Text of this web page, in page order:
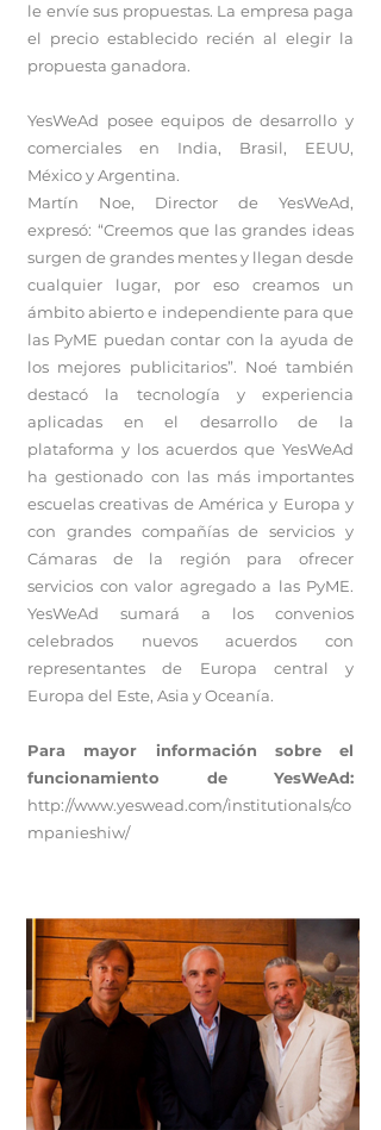
le envíe sus propuestas. La empresa paga
el precio establecido recién al elegir la
propuesta ganadora.
YesWeAd posee equipos de desarrollo y
comerciales en India, Brasil, EEUU,
México y Argentina.
Martín Noe, Director de YesWeAd,
expresó: “Creemos que las grandes ideas
surgen de grandes mentes y llegan desde
cualquier lugar, por eso creamos un
ámbito abierto e independiente para que
las PyME puedan contar con la ayuda de
los mejores publicitarios”. Noé también
destacó la tecnología y experiencia
aplicadas en el desarrollo de la
plataforma y los acuerdos que YesWeAd
ha gestionado con las más importantes
escuelas creativas de América y Europa y
con grandes compañías de servicios y
Cámaras de la región para ofrecer
servicios con valor agregado a las PyME.
YesWeAd sumará a los convenios
celebrados nuevos acuerdos con
representantes de Europa central y
Europa del Este, Asia y Oceanía.
Para mayor información sobre el
funcionamiento de YesWeAd:
http://www.yeswead.com/institutionals/co
mpanieshiw/